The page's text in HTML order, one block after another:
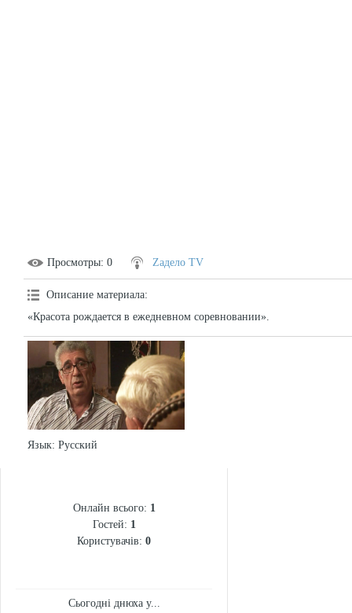
Просмотры: 0 Zадело TV
Описание материала:
«Красота рождается в ежедневном соревновании».
Язык: Русский
Онлайн всього: 1
Гостей: 1
Користувачів: 0
Сьогодні днюха у...